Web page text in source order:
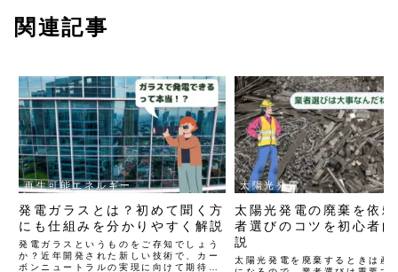
関連記事
再生可能エネルギー
発電ガラスとは？初めて聞く方
にも仕組みを分かりやすく解説
発電ガラスというものをご存知でしょう
か？近年開発された新しい技術で、カー
ボンニュートラルの実現に向けて期待さ
太陽光発電
太陽光発電の廃棄を依
者選びのコツを初心者
説
太陽光発電を廃棄するときは産